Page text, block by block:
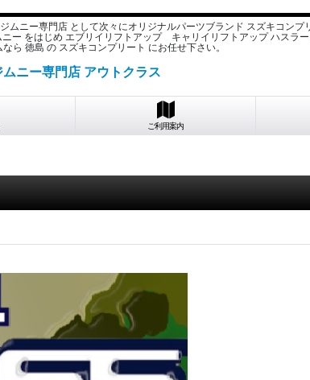
ニー専門店 として次々にオリジナルパーツブランド スズキコン
ー をはじめ エブリイリフトアップ キャリイリフトアップ ハス
ら 徳島 の スズキコンプリート にお任せ下さい。
ムニー専門店 アウトクラス
ご利用案内